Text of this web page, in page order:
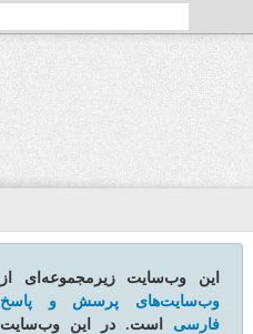
این وب‌سایت زیرمجموعه‌ای از
وب‌سایت‌های پرسش و پاسخ
فارسی است. در این وب‌سایت